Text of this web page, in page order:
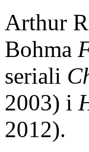
Arthur
Bohma
seriali
2003) i
2012).